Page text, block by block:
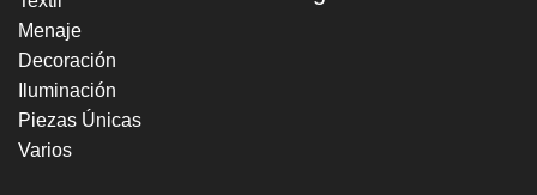
Menaje
Decoración
Iluminación
Piezas Únicas
Varios